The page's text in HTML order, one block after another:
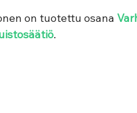
on tuotettu osana
.